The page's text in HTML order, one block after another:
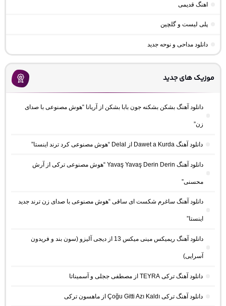
اهنگ قدیمی
پلی لیست و گلچین
دانلود مداحی و نوحه جدید
موزیک های جدید
دانلود آهنگ بشکن بشکنه جون بابا بشکن از آریانا “هوش مصنوعی با صدای
زن”
دانلود آهنگ Dawet a Kurda از Delal “هوش مصنوعی کرد ترند اینستا”
دانلود آهنگ Yavaş Yavaş Derin Derin “هوش مصنوعی ترکی از آرش
محسنی”
دانلود آهنگ ساغرم شکست ای ساقی “هوش مصنوعی با صدای زن ترند جدید
اینستا”
دانلود آهنگ ریمیکس مینی میکس 13 از دیجی آلیزو (سون بند و فریدون
آسرایی)
دانلود آهنگ ترکی TEYRA از مصطفی ججلی و آسمیناتا
دانلود آهنگ ترکی Çoğu Gitti Azı Kaldı از ماهسون ترکی